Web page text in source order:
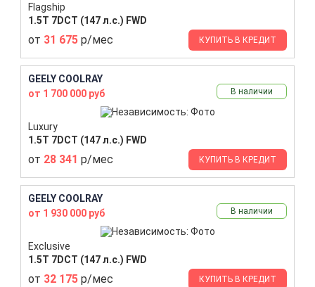
Flagship
1.5T 7DCT (147 л.с.) FWD
от 31 675 р/мес КУПИТЬ В КРЕДИТ
GEELY COOLRAY
от 1 700 000 руб
В наличии
Luxury
1.5T 7DCT (147 л.с.) FWD
от 28 341 р/мес КУПИТЬ В КРЕДИТ
GEELY COOLRAY
от 1 930 000 руб
В наличии
Exclusive
1.5T 7DCT (147 л.с.) FWD
от 32 175 р/мес КУПИТЬ В КРЕДИТ